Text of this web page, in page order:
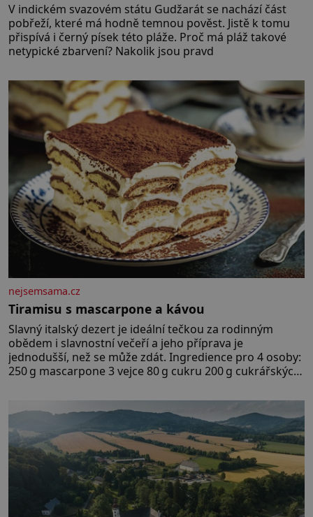
V indickém svazovém státu Gudžarát se nachází část
pobřeží, které má hodně temnou pověst. Jistě k tomu
přispívá i černý písek této pláže. Proč má pláž takové
netypické zbarvení? Nakolik jsou pravd
nejsemsama.cz
Tiramisu s mascarpone a kávou
Slavný italský dezert je ideální tečkou za rodinným
obědem i slavnostní večeří a jeho příprava je
jednodušší, než se může zdát. Ingredience pro 4 osoby:
250 g mascarpone 3 vejce 80 g cukru 200 g cukrářských
posypání Postup: Oddělte žloutky od bílků. Žloutky
vyšlehejte s cukrem do světlé pěny a postupně do nich
vmíchejte mascarpone, aby vznikl hladký